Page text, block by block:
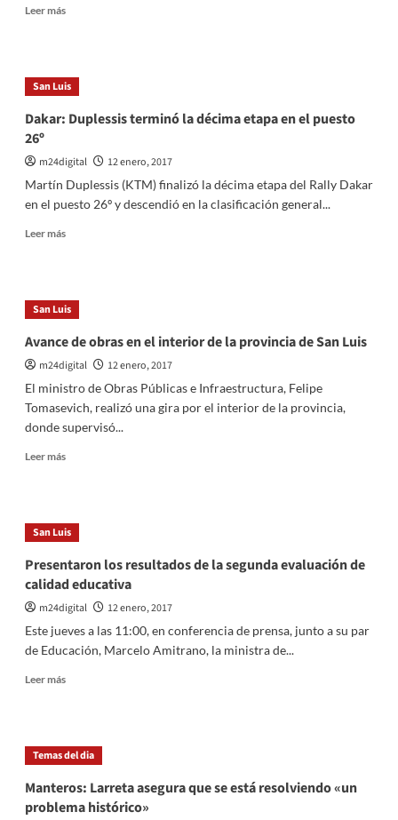
Leer másLeer
Ponce
respaldó
reclamo
trabajadores
el
cierre
San Luis
Dakar: Duplessis terminó la décima etapa en el puesto
26º
m24digital
12 enero, 2017
Martín Duplessis (KTM) finalizó la décima etapa del Rally Dakar
en el puesto 26º y descendió en la clasificación general...
Leer másLeer
Duplessis
terminó
décima
etapa
en
puesto
26º
San Luis
Avance de obras en el interior de la provincia de San Luis
m24digital
12 enero, 2017
El ministro de Obras Públicas e Infraestructura, Felipe
Tomasevich, realizó una gira por el interior de la provincia,
donde supervisó...
Leer másLeer
de
obras
el
interior
de
provincia
de
San Luis
Presentaron los resultados de la segunda evaluación de
calidad educativa
m24digital
12 enero, 2017
Este jueves a las 11:00, en conferencia de prensa, junto a su par
de Educación, Marcelo Amitrano, la ministra de...
Leer másLeer
los
resultados
la
segunda
Temas del dia
Manteros: Larreta asegura que se está resolviendo «un
problema histórico»